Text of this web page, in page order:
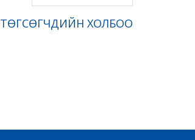
ТӨГСӨГЧДИЙН ХОЛБОО